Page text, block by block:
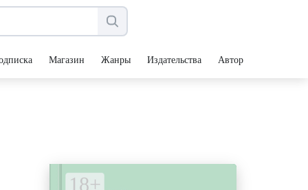
Магазин Жанры Издательства Авторы